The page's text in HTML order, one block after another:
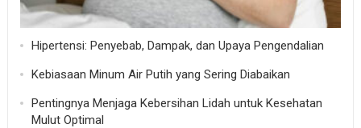
Hipertensi: Penyebab, Dampak, dan Upaya Pengendalian
Kebiasaan Minum Air Putih yang Sering Diabaikan
Pentingnya Menjaga Kebersihan Lidah untuk Kesehatan
Mulut Optimal